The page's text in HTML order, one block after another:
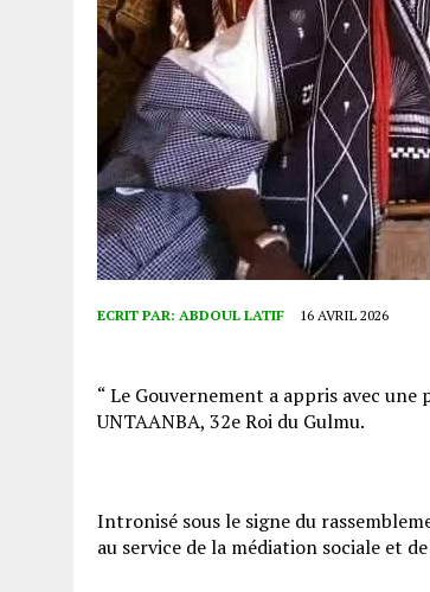
ECRIT PAR: ABDOUL LATIF 16 AVRIL 2026
“ Le Gouvernement a appris avec
UNTAANBA, 32e Roi du Gulmu.
Intronisé sous le signe du
au service de la médiation sociale et